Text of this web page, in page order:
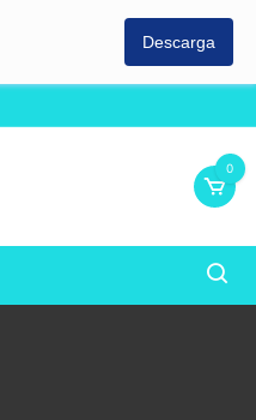
Descarga
0